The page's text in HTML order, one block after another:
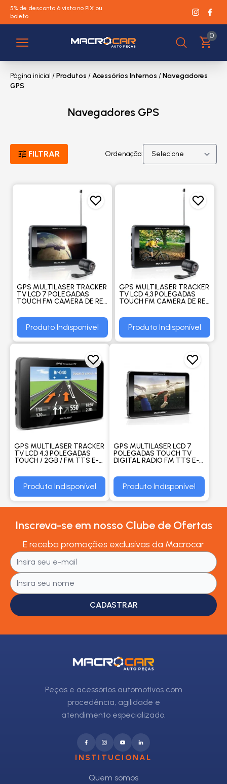
5% de desconto à vista no PIX ou
boleto
0
Página inicial /Produtos /Acessórios Internos /Navegadores
GPS
Navegadores GPS
FILTRAR Ordenação:
GPS MULTILASER TRACKER
TV LCD 7 POLEGADAS
TOUCH FM CAMERA DE RE
Produto Indisponível
GPS MULTILASER TRACKER
TV LCD 4,3 POLEGADAS
TOUCH FM CAMERA DE RE
Produto Indisponível
GPS MULTILASER TRACKER
TV LCD 4,3 POLEGADAS
TOUCH / 2GB / FM TTS E-
Produto Indisponível
GPS MULTILASER LCD 7
POLEGADAS TOUCH TV
DIGITAL RADIO FM TTS E-
Produto Indisponível
Inscreva-se em nosso Clube de Ofertas
E receba promoções exclusivas da Macrocar
CADASTRAR
Peças e acessórios automotivos com
procedência, agilidade e
atendimento especializado.
INSTITUCIONAL
Quem somos